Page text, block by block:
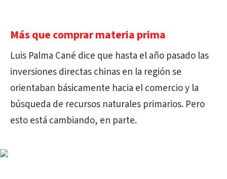
Más que comprar materia prima
Luis Palma Cané dice que hasta el año pasado las
inversiones directas chinas en la región se
orientaban básicamente hacia el comercio y la
búsqueda de recursos naturales primarios. Pero
esto está cambiando, en parte.